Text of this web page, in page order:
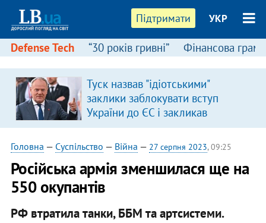
Підтримати УКР
Defense Tech “30 років гривні” Фінансова
Туск назвав "ідіотськими"
заклики заблокувати вступ
України до ЄС і закликав
припинити антиукраїнську
риторику
Головна — Суспільство — Війна — 27 серпня 2023, 09:25
Російська армія зменшилася ще на
550 окупантів
РФ втратила танки, ББМ та артсистеми.